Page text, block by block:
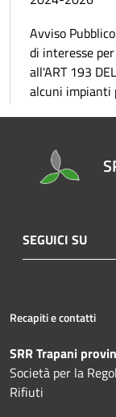
Avviso
di interesse
all'ART 193
alcuni
SEGUICI SU
Recapiti e contatti
SRR Trapani
Società per la
Rifiuti